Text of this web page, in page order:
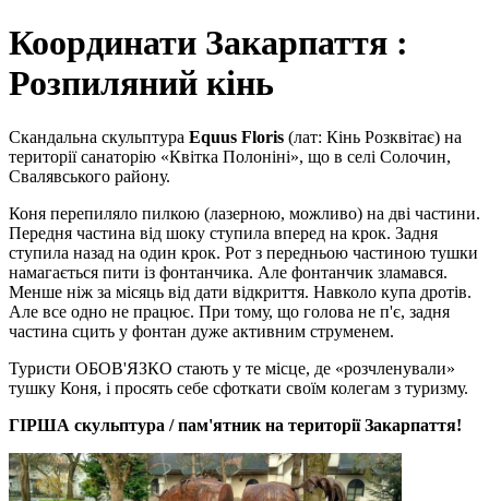
Координати Закарпаття :
Розпиляний кінь
Скандальна скульптура Equus Floris (лат: Кінь Розквітає) на
території санаторію «Квітка Полоніні», що в селі Солочин,
Свалявського району.
Коня перепиляло пилкою (лазерною, можливо) на дві частини.
Передня частина від шоку ступила вперед на крок. Задня
ступила назад на один крок. Рот з передньою частиною тушки
намагається пити із фонтанчика. Але фонтанчик зламався.
Менше ніж за місяць від дати відкриття. Навколо купа дротів.
Але все одно не працює. При тому, що голова не п'є, задня
частина сцить у фонтан дуже активним струменем.
Туристи ОБОВ'ЯЗКО стають у те місце, де «розчленували»
тушку Коня, і просять себе сфоткати своїм колегам з туризму.
ГІРША скульптура / пам'ятник на території Закарпаття!